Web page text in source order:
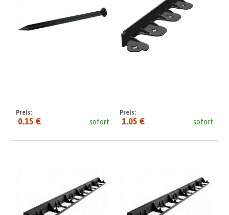
sofort
Preis:
0.15 € sofort
Preis:
1.05 €